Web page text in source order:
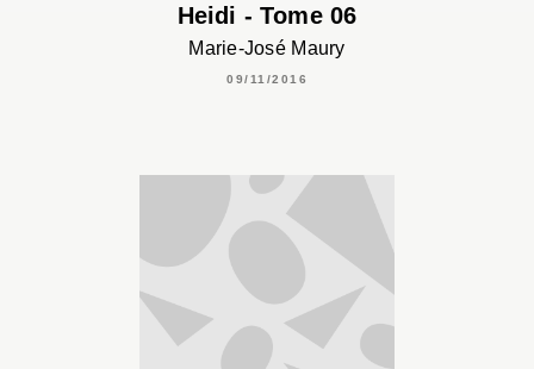
Heidi - Tome 06
Marie-José Maury
09/11/2016